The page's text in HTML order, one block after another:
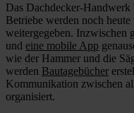
Das Dachdecker-
Betriebe werden noch
weitergegeben. Inzwischen
und eine mobile App
wie der Hammer und die
werden Bautagebücher
Kommunikation zwischen
organisiert.